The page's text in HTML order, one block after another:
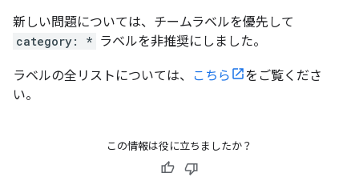
新しい問題については、チームラベルを優先して
category: * ラベルを非推奨にしました。
ラベルの全リストについては、 こちら
をご覧くださ
い。
この情報は役に立ちましたか？